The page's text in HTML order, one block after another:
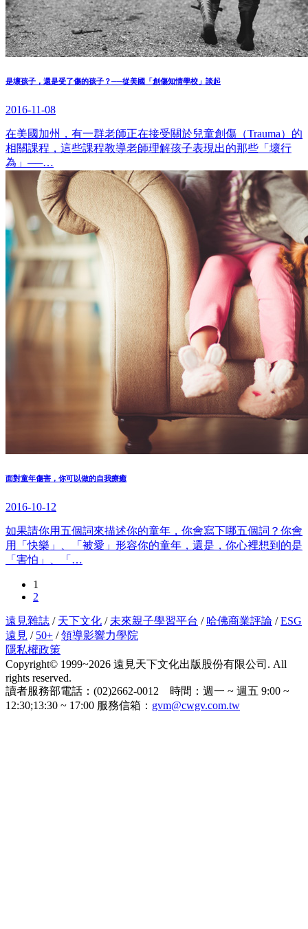
是壞孩子，還是受了傷的孩子？──從美國「創傷知情學校」談起
2016-11-08
在美國加州，有一群老師正在接受關於兒童創傷（Trauma）的
相關課程，這些課程教導老師理解孩子表現出的那些「壞行
為」──…
面對童年傷害，你可以做的自我療癒
2016-10-12
如果請你用五個詞來描述你的童年，你會寫下哪五個詞？你會
用「快樂」、「被愛」形容你的童年，還是，你心裡想到的是
「害怕」、「…
1
2
遠見雜誌 / 天下文化 / 未來親子學習平台 / 哈佛商業評論 /ESG
遠見 / 50+ /領導影響力學院
隱私權政策
Copyright© 1999~2026 遠見天下文化出版股份有限公司. All
rights reserved.
讀者服務部電話：(02)2662-0012 時間：週一 ~ 週五 9:00 ~
12:30;13:30 ~ 17:00 服務信箱： gvm@cwgv.com.tw